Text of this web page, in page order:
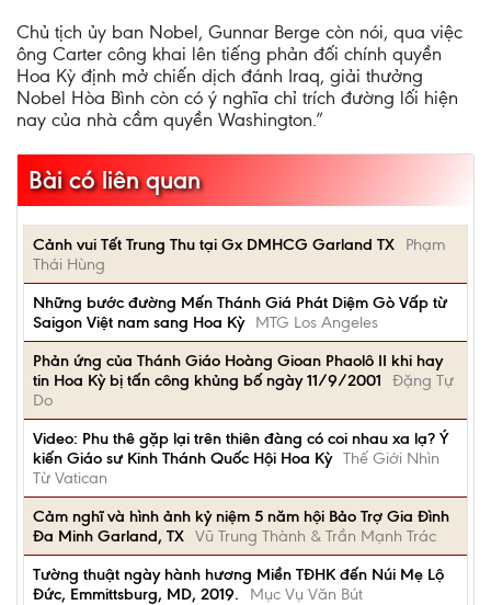
Chủ tịch ủy ban Nobel, Gunnar Berge còn nói, qua việc
ông Carter công khai lên tiếng phản đối chính quyền
Hoa Kỳ định mở chiến dịch đánh Iraq, giải thưởng
Nobel Hòa Bình còn có ý nghĩa chỉ trích đường lối hiện
nay của nhà cầm quyền Washington.”
Bài có liên quan
Cảnh vui Tết Trung Thu tại Gx DMHCG Garland TX
Phạm
Thái Hùng
Những bước đường Mến Thánh Giá Phát Diệm Gò Vấp từ
Saigon Việt nam sang Hoa Kỳ
MTG Los Angeles
Phản ứng của Thánh Giáo Hoàng Gioan Phaolô II khi hay
tin Hoa Kỳ bị tấn công khủng bố ngày 11/9/2001
Đặng Tự
Do
Video: Phu thê gặp lại trên thiên đàng có coi nhau xa lạ? Ý
kiến Giáo sư Kinh Thánh Quốc Hội Hoa Kỳ Thế Giới Nhìn
Từ Vatican
Cảm nghĩ và hình ảnh kỷ niệm 5 năm hội Bảo Trợ Gia Đình
Đa Minh Garland, TX Vũ Trung Thành & Trần Mạnh Trác
Tường thuật ngày hành hương Miền TĐHK đến Núi Mẹ Lộ
Đức, Emmittsburg, MD, 2019.
Mục Vụ Văn Bút